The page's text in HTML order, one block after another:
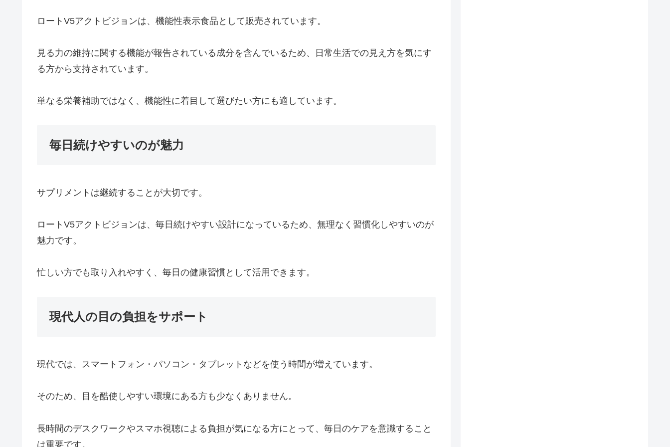
ロートV5アクトビジョンは、機能性表示食品として販売されています。
見る力の維持に関する機能が報告されている成分を含んでいるため、日常生活での見え方を気にす
る方から支持されています。
単なる栄養補助ではなく、機能性に着目して選びたい方にも適しています。
毎日続けやすいのが魅力
サプリメントは継続することが大切です。
ロートV5アクトビジョンは、毎日続けやすい設計になっているため、無理なく習慣化しやすいのが
魅力です。
忙しい方でも取り入れやすく、毎日の健康習慣として活用できます。
現代人の目の負担をサポート
現代では、スマートフォン・パソコン・タブレットなどを使う時間が増えています。
そのため、目を酷使しやすい環境にある方も少なくありません。
長時間のデスクワークやスマホ視聴による負担が気になる方にとって、毎日のケアを意識すること
は重要です。